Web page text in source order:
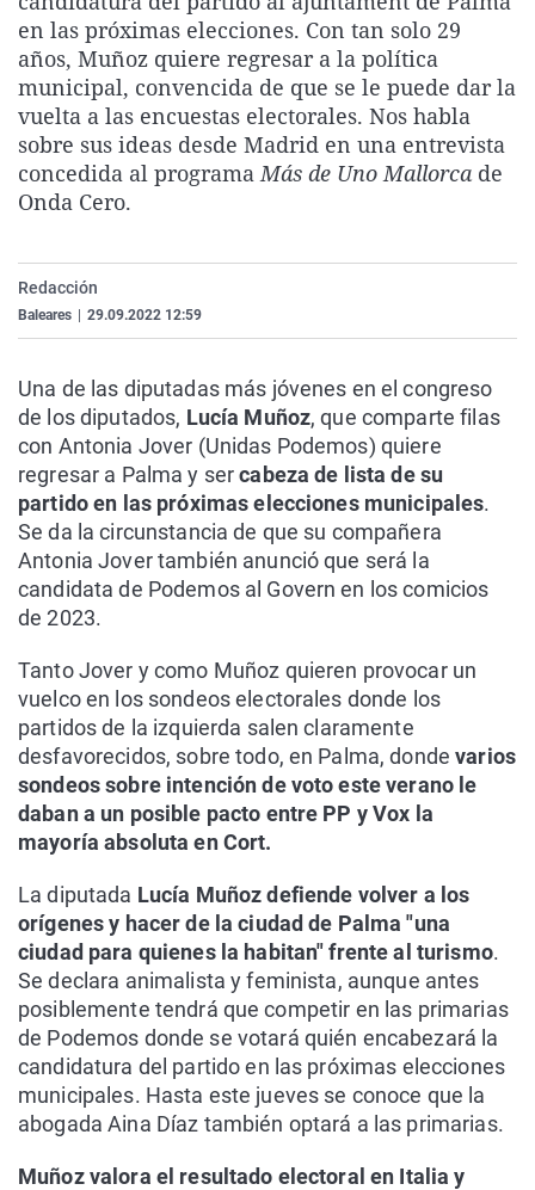
La rosa de los vientos
Gente viajera
Como el perro y el
Caso
Retornados
Equipo de
Operación Viuda
Extremadura
Galicia
La Rioja
Navarra
País Vasco
Virales
Televisión
Elecciones
en las próximas elecciones. Con tan solo 29
años, Muñoz quiere regresar a la política
municipal, convencida de que se le puede dar la
vuelta a las encuestas electorales. Nos habla
sobre sus ideas desde Madrid en una entrevista
concedida al programaMás de Uno Mallorcade
Onda Cero.
Redacción
Baleares 29.09.2022 12:59
Una de las diputadas más jóvenes en el congreso
de los diputados, Lucía Muñoz, que comparte filas
con Antonia Jover (Unidas Podemos) quiere
regresar a Palma y sercabeza de lista de su
partido en las próximas elecciones municipales.
Se da la circunstancia de que su compañera
Antonia Jover también anunció que será la
candidata de Podemos al Govern en los comicios
de 2023.
Tanto Jover y como Muñoz quieren provocar un
vuelco en los sondeos electorales donde los
partidos de la izquierda salen claramente
desfavorecidos, sobre todo, en Palma, dondevarios
sondeos sobre intención de voto este verano le
daban a un posible pacto entre PP y Vox la
mayoría absoluta en Cort.
La diputada Lucía Muñoz defiende volver a los
orígenes y hacer de la ciudad de Palma "una
ciudad para quienes la habitan" frente al turismo.
Se declara animalista y feminista, aunque antes
posiblemente tendrá que competir en las primarias
de Podemos donde se votará quién encabezará la
candidatura del partido en las próximas elecciones
municipales. Hasta este jueves se conoce que la
abogada Aina Díaz también optará a las primarias.
Muñoz valora el resultado electoral en Italia y